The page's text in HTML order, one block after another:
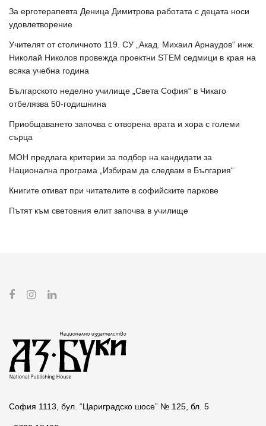
За ерготерапевта Деница Димитрова работата с децата носи
удовлетворение
Учителят от столичното 119. СУ „Акад. Михаил Арнаудов“ инж.
Николай Николов провежда проектни STEM седмици в края на
всяка учебна година
Българското неделно училище „Света София“ в Чикаго
отбелязва 50-годишнина
Приобщаването започва с отворена врата и хора с големи
сърца
МОН предлага критерии за подбор на кандидати за
Национална програма „Избирам да следвам в България“
Книгите отиват при читателите в софийските паркове
Пътят към световния елит започва в училище
София 1113, бул. “Цариградско шосе” № 125, бл. 5